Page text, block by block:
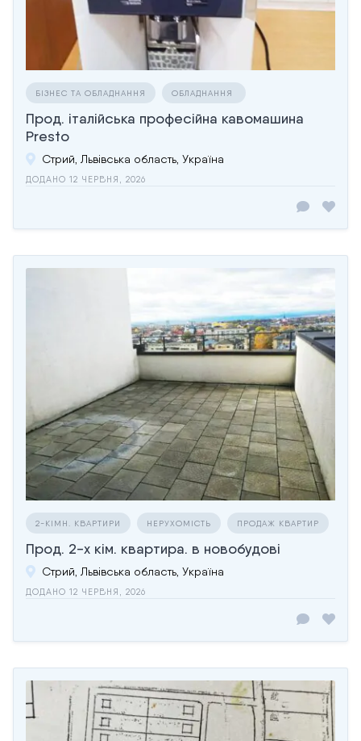
БІЗНЕС ТА ОБЛАДНАННЯ ОБЛАДНАННЯ
Прод. італійська професійна кавомашина
Presto
Стрий, Львівська область, Україна
ДОДАНО 12 ЧЕРВНЯ, 2026
2-КІМН. КВАРТИРИ НЕРУХОМІСТЬ ПРОДАЖ КВАРТИР
Прод. 2-х кім. квартира. в новобудові
Стрий, Львівська область, Україна
ДОДАНО 12 ЧЕРВНЯ, 2026